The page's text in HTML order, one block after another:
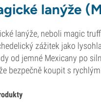
lanýže
lanýže, neboli magic
zážitek jako
od jemné Mexicany po
bezpečně koupit s